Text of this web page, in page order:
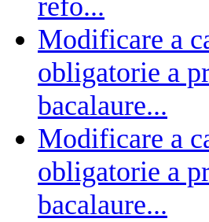
refo...
Modificare a
obligatorie a
bacalaure...
Modificare a
obligatorie a
bacalaure...